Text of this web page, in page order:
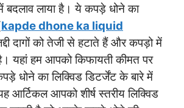
बदलाव लाया है। ये कपड़े धोने का
kapde dhone ka liquid
दागों को तेजी से हटाते हैं और कपड़ो में
यहां हम आपको किफायती कीमत पर
धोने का लिक्विड डिटर्जेंट के बारे में
आर्टिकल आपको शीर्ष स्तरीय लिक्विड